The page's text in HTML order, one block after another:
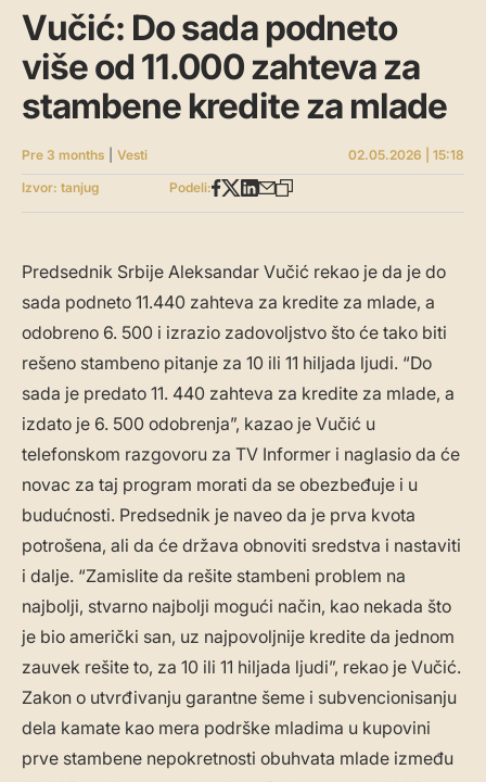
Vučić: Do sada podneto
više od 11.000 zahteva za
stambene kredite za mlade
Pre 3 months Vesti
02.05.2026 | 15:18
Izvor: tanjug
Podeli:
Predsednik Srbije Aleksandar Vučić rekao je da je do
sada podneto 11.440 zahteva za kredite za mlade, a
odobreno 6. 500 i izrazio zadovoljstvo što će tako biti
rešeno stambeno pitanje za 10 ili 11 hiljada ljudi. “Do
sada je predato 11. 440 zahteva za kredite za mlade, a
izdato je 6. 500 odobrenja”, kazao je Vučić u
telefonskom razgovoru za TV Informer i naglasio da će
novac za taj program morati da se obezbeđuje i u
budućnosti. Predsednik je naveo da je prva kvota
potrošena, ali da će država obnoviti sredstva i nastaviti
i dalje. “Zamislite da rešite stambeni problem na
najbolji, stvarno najbolji mogući način, kao nekada što
je bio američki san, uz najpovoljnije kredite da jednom
zauvek rešite to, za 10 ili 11 hiljada ljudi”, rekao je Vučić.
Zakon o utvrđivanju garantne šeme i subvencionisanju
dela kamate kao mera podrške mladima u kupovini
prve stambene nepokretnosti obuhvata mlade između